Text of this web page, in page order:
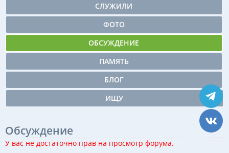
СЛУЖИЛИ
ФОТО
ОБСУЖДЕНИЕ
ПАМЯТЬ
БЛОГ
ИЩУ
Обсуждение
У вас не достаточно прав на просмотр форума.